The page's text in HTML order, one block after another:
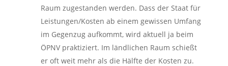
Raum zugestanden werden. Dass der Staat für
Leistungen/Kosten ab einem gewissen Umfang
im Gegenzug aufkommt, wird aktuell ja beim
ÖPNV praktiziert. Im ländlichen Raum schießt
er oft weit mehr als die Hälfte der Kosten zu.